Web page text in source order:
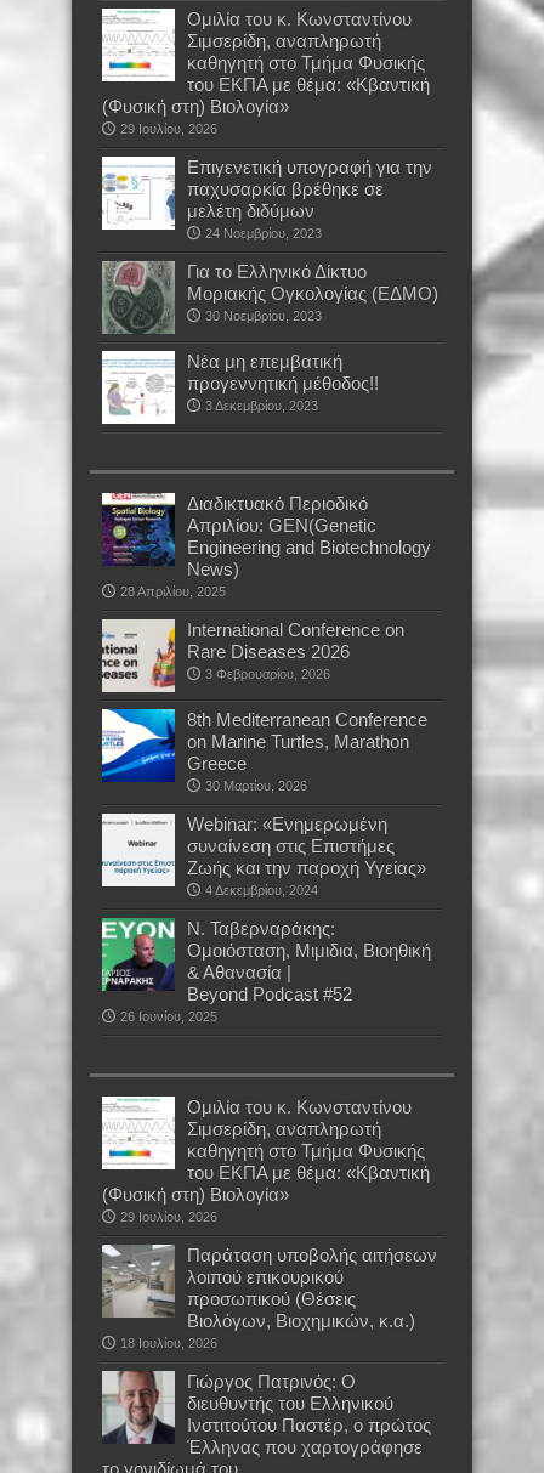
Oμιλία του κ. Κωνσταντίνου
Σιμσερίδη, αναπληρωτή
καθηγητή στο Τμήμα Φυσικής
του ΕΚΠΑ με θέμα: «Κβαντική
(Φυσική στη) Βιολογία»
29 Ιουλίου, 2026
Επιγενετική υπογραφή για την
παχυσαρκία βρέθηκε σε
μελέτη διδύμων
24 Νοεμβρίου, 2023
Για το Ελληνικό Δίκτυο
Μοριακής Ογκολογίας (ΕΔΜΟ)
30 Νοεμβρίου, 2023
Νέα μη επεμβατική
προγεννητική μέθοδος!!
3 Δεκεμβρίου, 2023
Διαδικτυακό Περιοδικό
Απριλίου: GEN(Genetic
Engineering and Biotechnology
News)
28 Απριλίου, 2025
International Conference on
Rare Diseases 2026
3 Φεβρουαρίου, 2026
8th Mediterranean Conference
on Marine Turtles, Marathon
Greece
30 Μαρτίου, 2026
Webinar: «Ενημερωμένη
συναίνεση στις Επιστήμες
Ζωής και την παροχή Υγείας»
4 Δεκεμβρίου, 2024
Ν. Ταβερναράκης:
Ομοιόσταση, Μιμιδια, Βιοηθική
& Αθανασία |
Beyond Podcast #52
26 Ιουνίου, 2025
Oμιλία του κ. Κωνσταντίνου
Σιμσερίδη, αναπληρωτή
καθηγητή στο Τμήμα Φυσικής
του ΕΚΠΑ με θέμα: «Κβαντική
(Φυσική στη) Βιολογία»
29 Ιουλίου, 2026
Παράταση υποβολής αιτήσεων
λοιπού επικουρικού
προσωπικού (Θέσεις
Βιολόγων, Βιοχημικών, κ.α.)
18 Ιουλίου, 2026
Γιώργος Πατρινός: Ο
διευθυντής του Ελληνικού
Ινστιτούτου Παστέρ, ο πρώτος
Έλληνας που χαρτογράφησε
το γονιδίωμά του